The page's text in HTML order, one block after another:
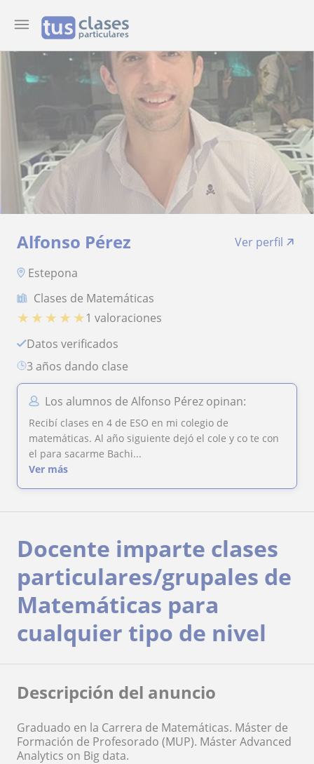
Alfonso Pérez
Ver perfil
Estepona
Clases de Matemáticas
★ ★ ★ ★ ★1 valoraciones
Datos verificados
3 años dando clase
Los alumnos de Alfonso Pérez opinan:
Recibí clases en 4 de ESO en mi colegio de
matemáticas. Al año siguiente dejó el cole y co te con
el para sacarme Bachi...
Ver más
Docente imparte clases
particulares/grupales de
Matemáticas para
cualquier tipo de nivel
Descripción del anuncio
Graduado en la Carrera de Matemáticas. Máster de
Formación de Profesorado (MUP). Máster Advanced
Analytics on Big data.